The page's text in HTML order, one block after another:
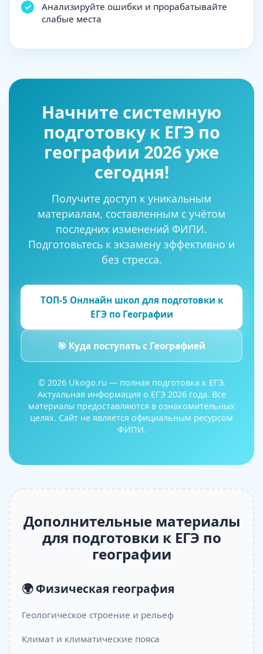
Анализируйте ошибки и прорабатывайте
слабые места
Начните системную
подготовку к ЕГЭ по
географии 2026 уже
сегодня!
Получите доступ к уникальным
материалам, составленным с учётом
последних изменений ФИПИ.
Подготовьтесь к экзамену эффективно и
без стресса.
ТОП-5 Онлнайн школ для подготовки к
ЕГЭ по Географии
🎯 Куда поступать с Географией
© 2026 Ukogo.ru — полная подготовка к ЕГЭ.
Актуальная информация о ЕГЭ 2026 года. Все
материалы предоставляются в ознакомительных
целях. Сайт не является официальным ресурсом
ФИПИ.
Дополнительные материалы
для подготовки к ЕГЭ по
географии
🌍 Физическая география
Геологическое строение и рельеф
Климат и климатические пояса